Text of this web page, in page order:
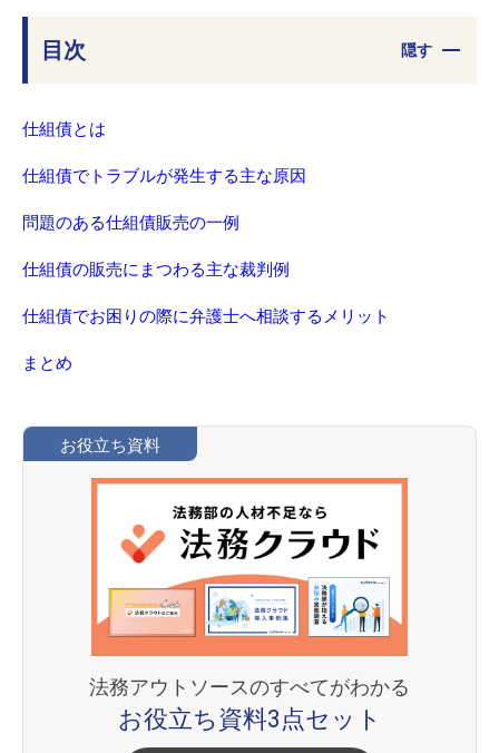
目次 隠す
仕組債とは
仕組債でトラブルが発生する主な原因
問題のある仕組債販売の一例
仕組債の販売にまつわる主な裁判例
仕組債でお困りの際に弁護士へ相談するメリット
まとめ
お役立ち資料
法務アウトソースのすべてがわかる
お役立ち資料3点セット